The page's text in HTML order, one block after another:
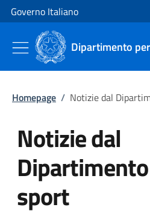
Vai al contenuto
Vai alla navigazione del sito
Governo Italiano
Dipartimento
Homepage / Notizie dal
Notizie dal
sport